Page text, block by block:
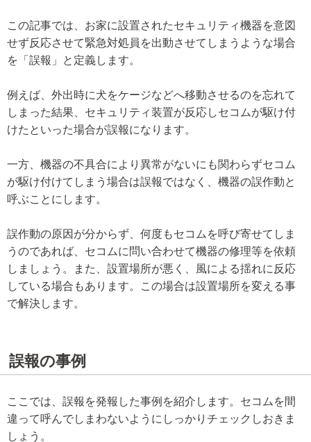
この記事では、お家に設置されたセキュリティ機器を意図
せず反応させて緊急対処員を出動させてしまうような場合
を「誤報」と定義します。
例えば、外出時に犬をケージなどへ移動させるのを忘れて
しまった結果、セキュリティ装置が反応しセコムが駆け付
けたといった場合が誤報になります。
一方、機器の不具合により異常がないにも関わらずセコム
が駆け付けてしまう場合は誤報ではなく、機器の誤作動と
呼ぶことにします。
誤作動の原因が分からず、何度もセコムを呼び寄せてしま
うのであれば、セコムに問い合わせて機器の修理等を依頼
しましょう。また、設置場所が悪く、風による揺れに反応
している場合もあります。この場合は設置場所を変える事
で解決します。
誤報の事例
ここでは、誤報を発報した事例を紹介します。セコムを間
違って呼んでしまわないようにしっかりチェックしおきま
しょう。